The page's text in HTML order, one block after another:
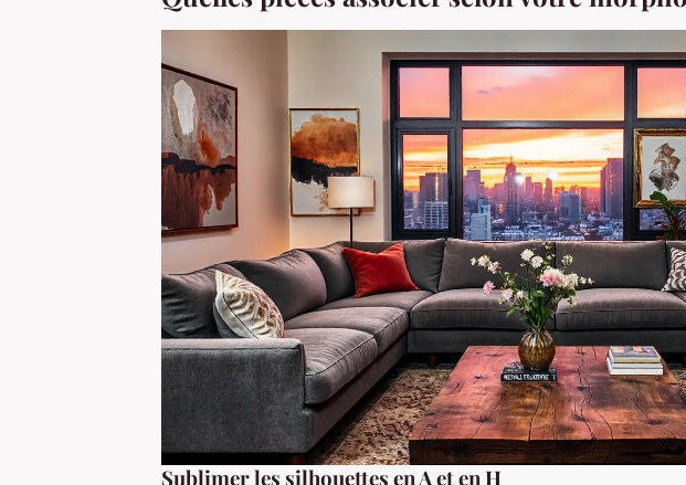
Sublimer les silhouettes en A et en H